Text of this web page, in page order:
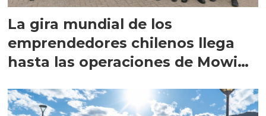
La gira mundial de los
emprendedores chilenos llega
hasta las operaciones de Mowi